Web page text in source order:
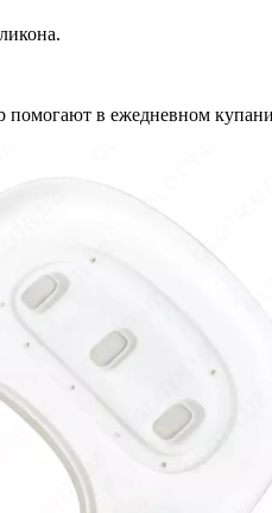
помогают в ежедневном